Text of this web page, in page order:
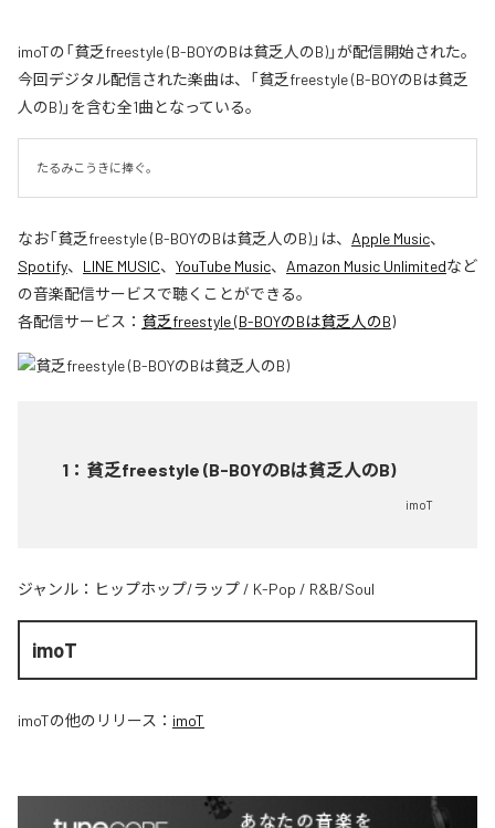
imoTの「貧乏freestyle (B-BOYのBは貧乏人のB)」が配信開始された。
今回デジタル配信された楽曲は、「貧乏freestyle (B-BOYのBは貧乏
人のB)」を含む全1曲となっている。
たるみこうきに捧ぐ。
なお「貧乏freestyle (B-BOYのBは貧乏人のB)」は、 Apple Music、
Spotify、 LINE MUSIC、 YouTube Music、 Amazon Music Unlimitedなど
の音楽配信サービスで聴くことができる。
各配信サービス： 貧乏freestyle (B-BOYのBは貧乏人のB)
1 ： 貧乏freestyle (B-BOYのBは貧乏人のB)
imoT
ジャンル： ヒップホップ/ラップ / K-Pop / R&B/Soul
imoT
imoTの他のリリース： imoT